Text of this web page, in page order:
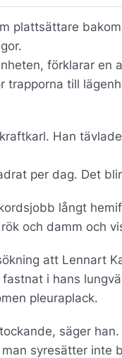
plattsättare
förklarar en
trapporna till
Han
per dag. Det
långt
och damm och
att Lennart
i hans
pleuraplack.
säger han.
syresätter inte